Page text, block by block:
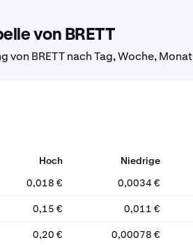
von BRETT
BRETT nach Tag, Woche,
Hoch Niedrige
0,018 € 0,0034 €
0,15 € 0,011 €
0,20 € 0,00078 €